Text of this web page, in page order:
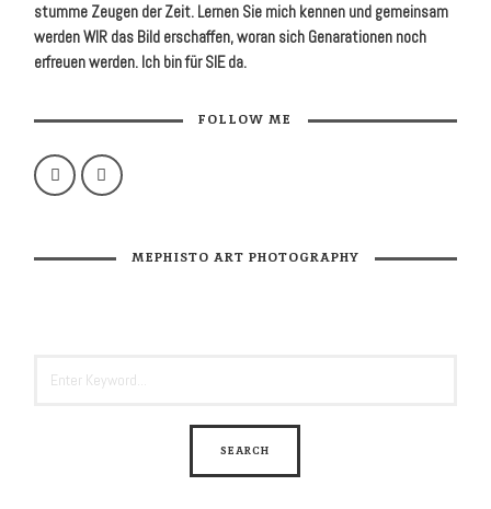
stumme Zeugen der Zeit. Lernen Sie mich kennen und gemeinsam
werden WIR das Bild erschaffen, woran sich Genarationen noch
erfreuen werden. Ich bin für SIE da.
FOLLOW ME
MEPHISTO ART PHOTOGRAPHY